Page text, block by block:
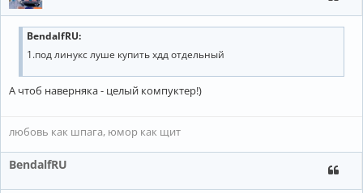
BendalfRU:
1.под линукс луше купить хдд отдельный
А чтоб наверняка - целый компуктер!)
любовь как шпага, юмор как щит
BendalfRU